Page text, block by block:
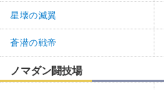
星壊の滅翼
蒼潜の戦帝
ノマダン闘技場